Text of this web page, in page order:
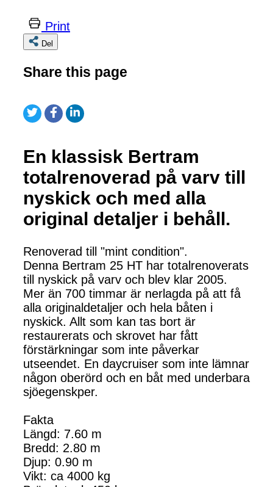
Print
Del
Share this page
En klassisk Bertram
totalrenoverad på varv till
nyskick och med alla
original detaljer i behåll.
Renoverad till "mint condition".
Denna Bertram 25 HT har totalrenoverats
till nyskick på varv och blev klar 2005.
Mer än 700 timmar är nerlagda på att få
alla originaldetaljer och hela båten i
nyskick. Allt som kan tas bort är
restaurerats och skrovet har fått
förstärkningar som inte påverkar
utseendet. En daycruiser som inte lämnar
någon oberörd och en båt med underbara
sjöegenskper.
Fakta
Längd: 7.60 m
Bredd: 2.80 m
Djup: 0.90 m
Vikt: ca 4000 kg